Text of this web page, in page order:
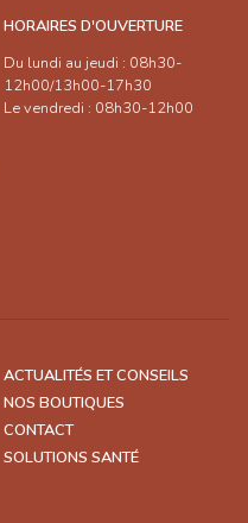
HORAIRES D'OUVERTURE
Du lundi au jeudi : 08h30-
12h00/13h00-17h30
Le vendredi : 08h30-12h00
ACTUALITÉS ET CONSEILS
NOS BOUTIQUES
CONTACT
SOLUTIONS SANTÉ